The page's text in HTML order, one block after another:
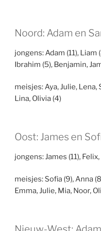
Noord: Adam en
jongens: Adam (11), Liam
Ibrahim (5), Benjamin,
meisjes: Aya, Julie, Lena,
Lina, Olivia (4)
Oost: James en
jongens: James (11),
meisjes: Sofia (9), Anna
Emma, Julie, Mia, Noor,